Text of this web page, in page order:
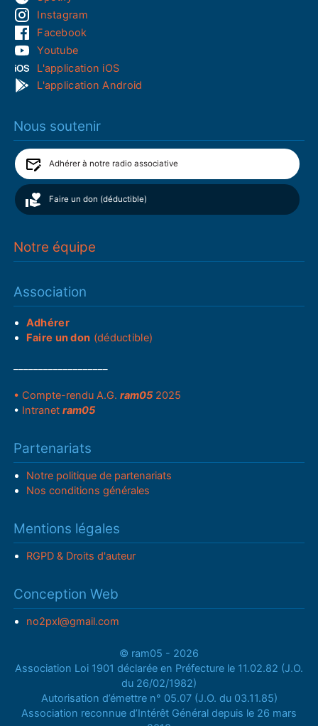
Instagram
Facebook
Youtube
L'application iOS
L'application Android
Nous soutenir
Adhérer à notre radio associative
Faire un don (déductible)
Notre équipe
Association
Adhérer
Faire un don (déductible)
• Compte-rendu A.G.ram05 2025
• Intranetram05
Partenariats
Notre politique de partenariats
Nos conditions générales
Mentions légales
RGPD & Droits d'auteur
Conception Web
no2pxl@gmail.com
© ram05 - 2026
Association Loi 1901 déclarée en Préfecture le 11.02.82 (J.O.
du 26/02/1982)
Autorisation d’émettre n° 05.07 (J.O. du 03.11.85)
Association reconnue d’Intérêt Général depuis le 26 mars